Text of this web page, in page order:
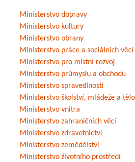
Ministerstvo dopravy
Ministerstvo kultury
Ministerstvo obrany
Ministerstvo práce a sociálních věcí
Ministerstvo pro místní rozvoj
Ministerstvo průmyslu a obchodu
Ministerstvo spravedlnosti
Ministerstvo školství, mládeže a
Ministerstvo vnitra
Ministerstvo zahraničních věcí
Ministerstvo zdravotnictví
Ministerstvo zemědělství
Ministerstvo životního prostředí